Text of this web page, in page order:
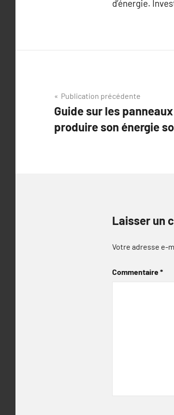
d’énergie.
Navigation
de
l’article
Publication précédente
Guide sur les
produire son énergie
Laisser un
Votre adresse e-
Commentaire*